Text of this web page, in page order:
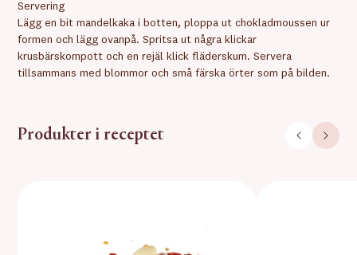
Servering
Lägg en bit mandelkaka i botten, ploppa ut chokladmoussen ur
formen och lägg ovanpå. Spritsa ut några klickar
krusbärskompott och en rejäl klick fläderskum. Servera
tillsammans med blommor och små färska örter som på bilden.
Produkter i receptet